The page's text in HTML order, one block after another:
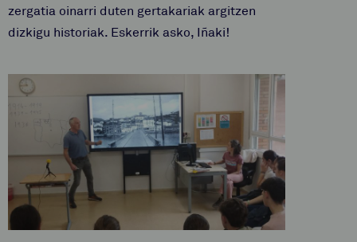
zergatia oinarri duten gertakariak argitzen
dizkigu historiak. Eskerrik asko, Iñaki!